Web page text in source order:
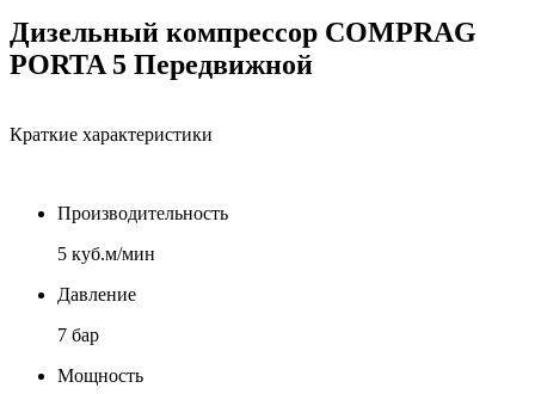
Дизельный компрессор COMPRAG
PORTA 5 Передвижной
Краткие характеристики
Производительность
5 куб.м/мин
Давление
7 бар
Мощность